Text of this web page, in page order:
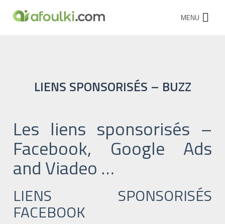
MENU
LIENS SPONSORISÉS – BUZZ
Les liens sponsorisés –
Facebook, Google Ads
and Viadeo …
LIENS SPONSORISÉS
FACEBOOK